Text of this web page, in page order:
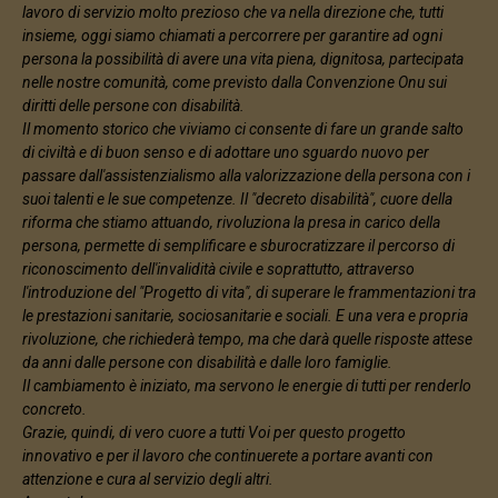
lavoro di servizio molto prezioso che va nella direzione che, tutti
insieme, oggi siamo chiamati a percorrere per garantire ad ogni
persona la possibilità di avere una vita piena, dignitosa, partecipata
nelle nostre comunità, come previsto dalla Convenzione Onu sui
diritti delle persone con disabilità.
Il momento storico che viviamo ci consente di fare un grande salto
di civiltà e di buon senso e di adottare uno sguardo nuovo per
passare dall'assistenzialismo alla valorizzazione della persona con i
suoi talenti e le sue competenze. Il "decreto disabilità", cuore della
riforma che stiamo attuando, rivoluziona la presa in carico della
persona, permette di semplificare e sburocratizzare il percorso di
riconoscimento dell'invalidità civile e soprattutto, attraverso
l'introduzione del "Progetto di vita", di superare le frammentazioni tra
le prestazioni sanitarie, sociosanitarie e sociali. E una vera e propria
rivoluzione, che richiederà tempo, ma che darà quelle risposte attese
da anni dalle persone con disabilità e dalle loro famiglie.
Il cambiamento è iniziato, ma servono le energie di tutti per renderlo
concreto.
Grazie, quindi, di vero cuore a tutti Voi per questo progetto
innovativo e per il lavoro che continuerete a portare avanti con
attenzione e cura al servizio degli altri.